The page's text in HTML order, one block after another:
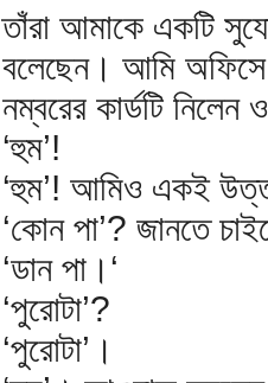
তাঁরা আমাকে একটি
বলেছেন। আমি
নম্বরের কার্ডটি নিলেন
‘হুম’!
‘হুম’! আমিও একই
‘কোন পা’? জানতে
‘ডান পা।‘
‘পুরোটা’?
‘পুরোটা’।